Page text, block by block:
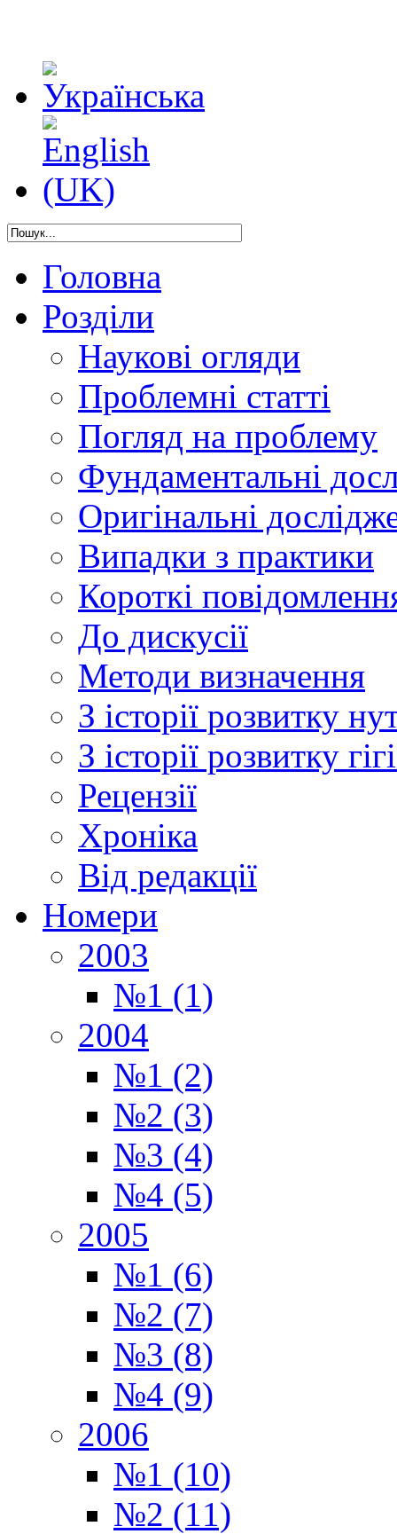
Головна
Розділи
Наукові огляди
Проблемні статті
Погляд на проблему
Фундаментальні
Оригінальні
Випадки з практики
Короткі
До дискусії
Методи визначення
З історії розвитку
З історії розвитку
Рецензії
Хроніка
Від редакції
Номери
2003
№1 (1)
2004
№1 (2)
№2 (3)
№3 (4)
№4 (5)
2005
№1 (6)
№2 (7)
№3 (8)
№4 (9)
2006
№1 (10)
№2 (11)